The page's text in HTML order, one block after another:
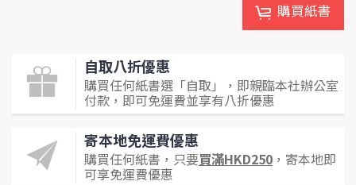
購買紙書
自取八折優惠
購買任何紙書選「自取」，即親臨本社辦公室
付款，即可免運費並享有八折優惠
寄本地免運費優惠
購買任何紙書，只要買滿HKD250 ，寄本地即
可享免運費優惠